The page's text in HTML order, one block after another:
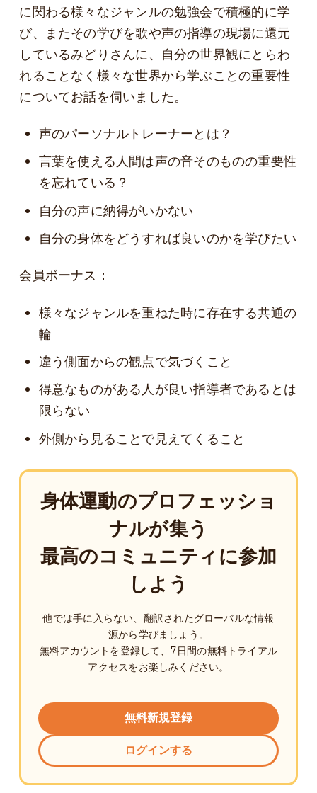
に関わる様々なジャンルの勉強会で積極的に学
び、またその学びを歌や声の指導の現場に還元
しているみどりさんに、自分の世界観にとらわ
れることなく様々な世界から学ぶことの重要性
についてお話を伺いました。
声のパーソナルトレーナーとは？
言葉を使える人間は声の音そのものの重要性
を忘れている？
自分の声に納得がいかない
自分の身体をどうすれば良いのかを学びたい
会員ボーナス：
様々なジャンルを重ねた時に存在する共通の
輪
違う側面からの観点で気づくこと
得意なものがある人が良い指導者であるとは
限らない
外側から見ることで見えてくること
身体運動のプロフェッショ
ナルが集う
最高のコミュニティに参加
しよう
他では手に入らない、翻訳されたグローバルな情報
源から学びましょう。
無料アカウントを登録して、7日間の無料トライアル
アクセスをお楽しみください。
無料新規登録
ログインする